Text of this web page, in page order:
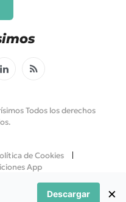
LinkedInRSS
Todos los derechos
de Cookies
App
Descargar ×